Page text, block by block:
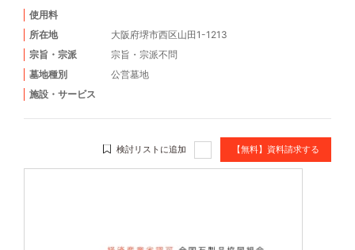
使用料
所在地
大阪府堺市西区山田1-1213
宗旨・宗派
宗旨・宗派不問
墓地種別
公営墓地
施設・サービス
検討リストに追加 【無料】資料請求する